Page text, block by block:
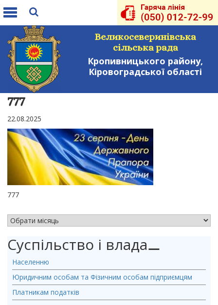
Toggle
Великосеверинівська
сільська рада
Кропивницького району,
Кіровоградської області
777
22.08.2025
777
Суспільство і влада⚊
Населенню
Юридичним особам та Фізичним особам підприємцям
Платникам податків